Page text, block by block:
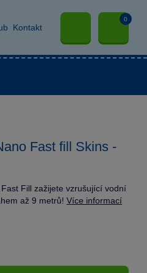
Kontakt
0
Fast fill Skins -
Fill zažijete vzrušující vodní
až 9 metrů! Více informací